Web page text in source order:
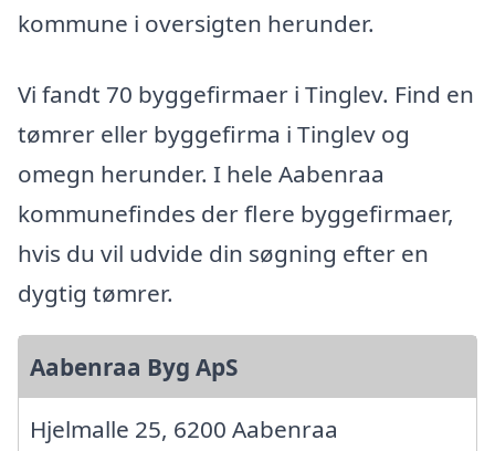
kommune i oversigten herunder.
Vi fandt 70 byggefirmaer i Tinglev. Find en
tømrer eller byggefirma i Tinglev og
omegn herunder. I hele Aabenraa
kommunefindes der flere byggefirmaer,
hvis du vil udvide din søgning efter en
dygtig tømrer.
Aabenraa Byg ApS
Hjelmalle 25, 6200 Aabenraa